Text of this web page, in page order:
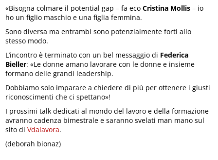
«Bisogna colmare il potential gap – fa ecoCristina Mollis– io
ho un figlio maschio e una figlia femmina.
Sono diversa ma entrambi sono potenzialmente forti allo
stesso modo.
L’incontro è terminato con un bel messaggio di Federica
Bieller: «Le donne amano lavorare con le donne e insieme
formano delle grandi leadership.
Dobbiamo solo imparare a chiedere di più per ottenere i giusti
riconoscimenti che ci spettano»!
I prossimi talk dedicati al mondo del lavoro e della formazione
avranno cadenza bimestrale e saranno svelati man mano sul
sito diVdalavora.
(deborah bionaz)